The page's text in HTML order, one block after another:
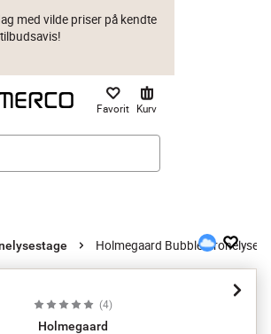
år Prismatch
med vilde priser på kendte
Favorit Kurv
Holmegaard Bubble
(4)
Holmegaard